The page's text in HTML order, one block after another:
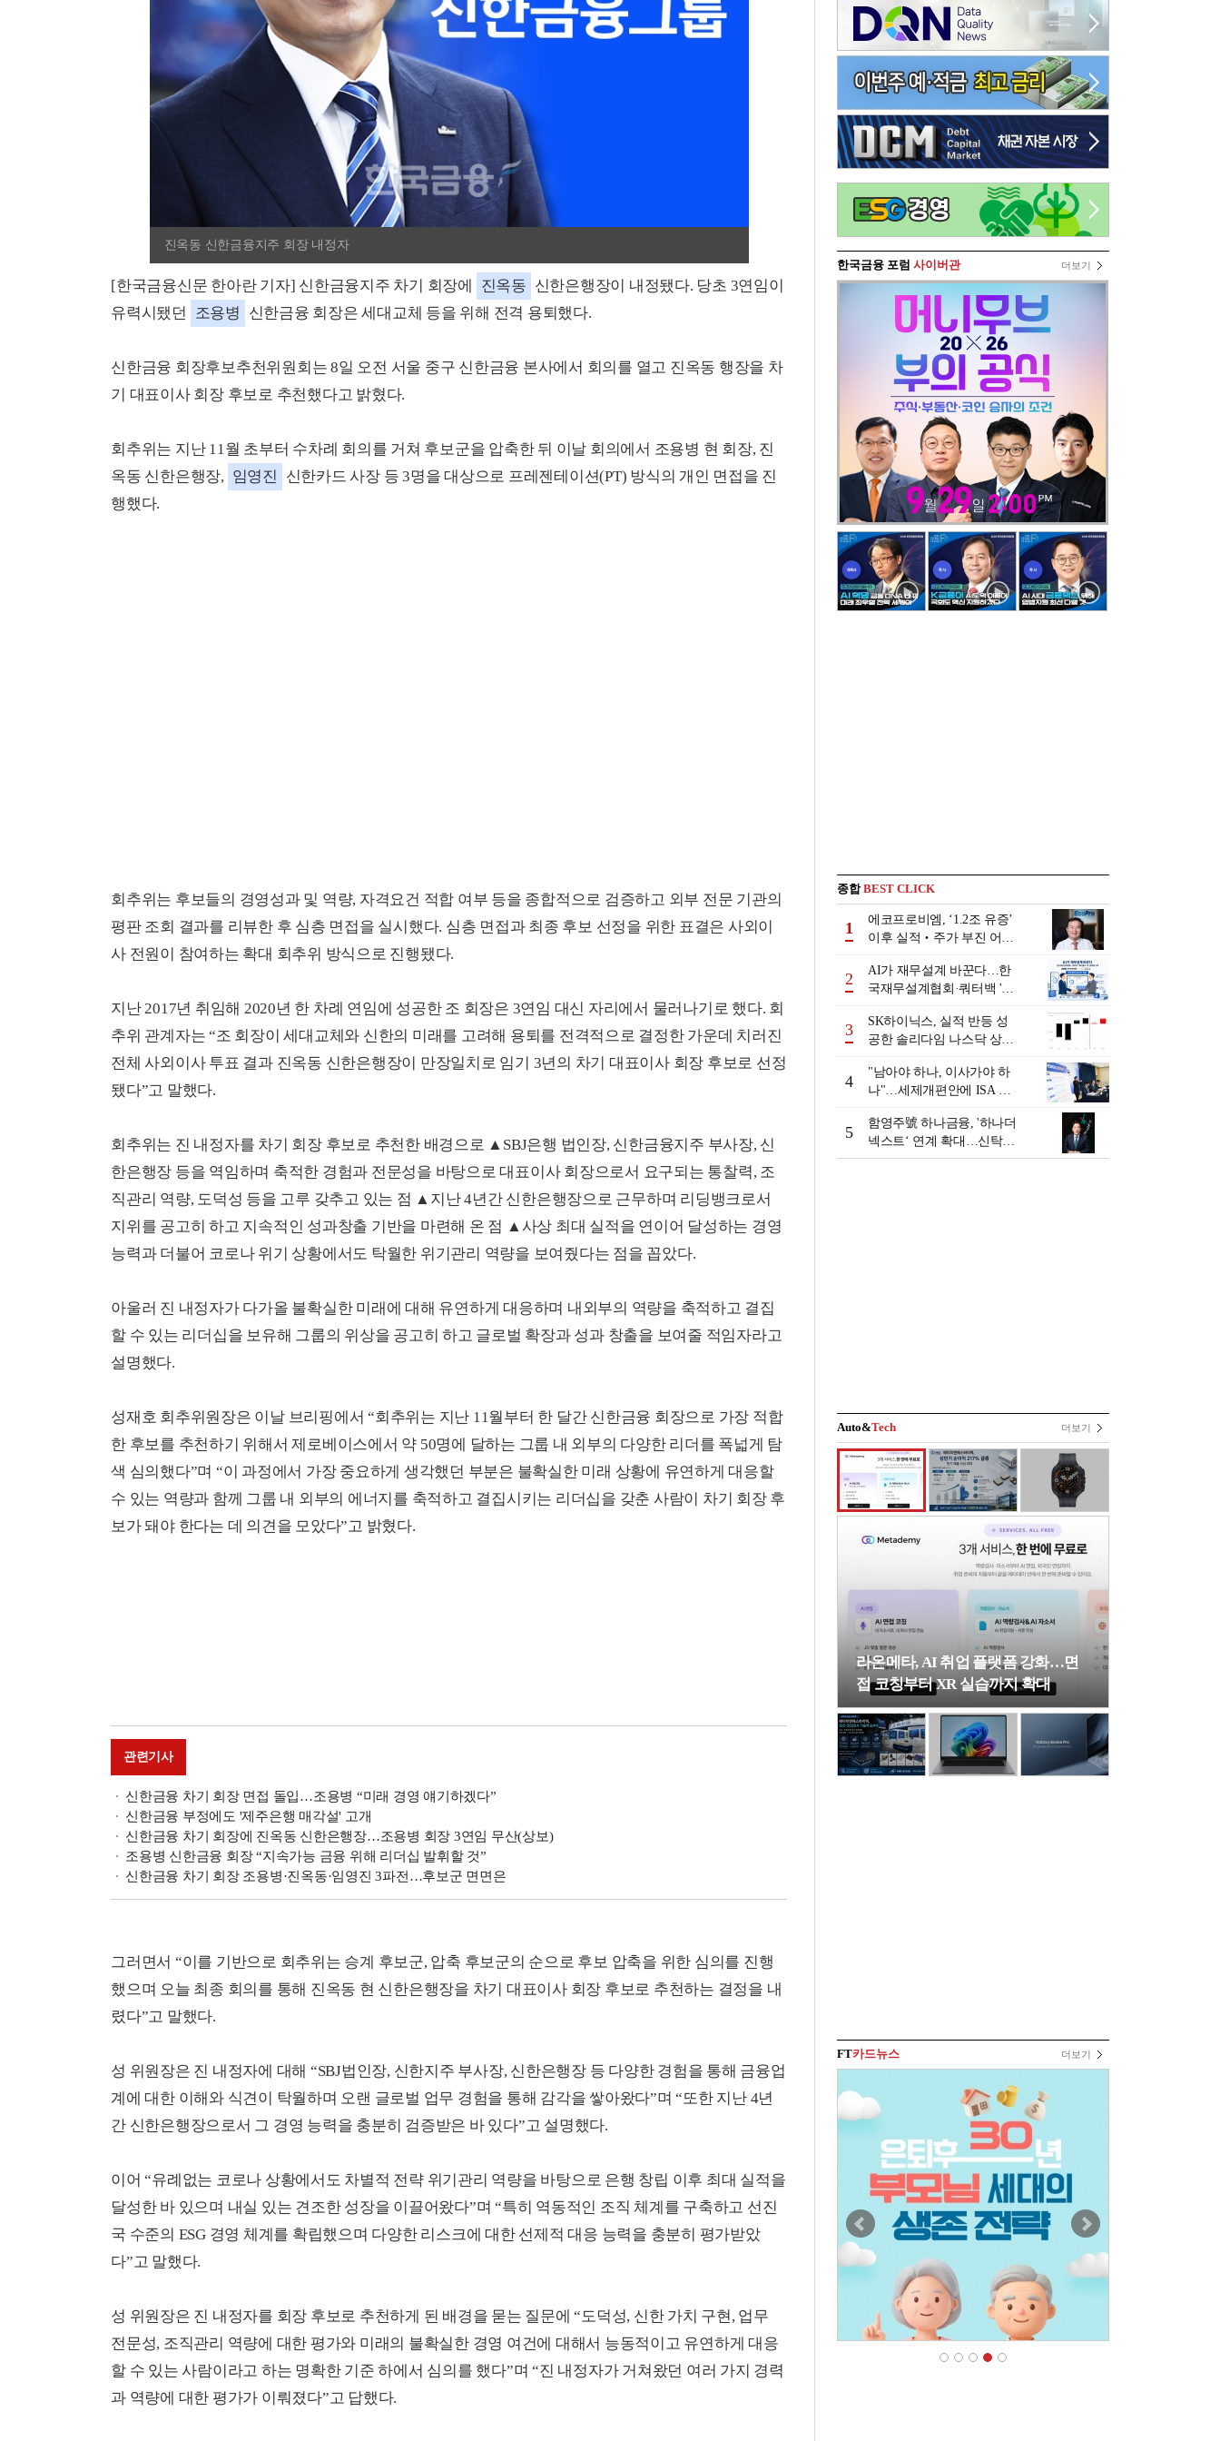
진옥동 신한금융지주 회장 내정자
[한국금융신문 한아란 기자] 신한금융지주 차기 회장에 진옥동 신한은행장이 내정됐다. 당초 3연임이
유력시됐던
조용병 신한금융 회장은 세대교체 등을 위해 전격 용퇴했다.
신한금융 회장후보추천위원회는 8일 오전 서울 중구 신한금융 본사에서 회의를 열고 진옥동 행장을 차
기 대표이사 회장 후보로 추천했다고 밝혔다.
회추위는 지난 11월 초부터 수차례 회의를 거쳐 후보군을 압축한 뒤 이날 회의에서 조용병 현 회장, 진
옥동 신한은행장, 임영진
신한카드 사장 등 3명을 대상으로 프레젠테이션(PT) 방식의 개인 면접을 진
행했다.
회추위는 후보들의 경영성과 및 역량, 자격요건 적합 여부 등을 종합적으로 검증하고 외부 전문 기관의
평판 조회 결과를 리뷰한 후 심층 면접을 실시했다. 심층 면접과 최종 후보 선정을 위한 표결은 사외이
사 전원이 참여하는 확대 회추위 방식으로 진행됐다.
지난 2017년 취임해 2020년 한 차례 연임에 성공한 조 회장은 3연임 대신 자리에서 물러나기로 했다. 회
추위 관계자는 “조 회장이 세대교체와 신한의 미래를 고려해 용퇴를 전격적으로 결정한 가운데 치러진
전체 사외이사 투표 결과 진옥동 신한은행장이 만장일치로 임기 3년의 차기 대표이사 회장 후보로 선정
됐다”고 말했다.
회추위는 진 내정자를 차기 회장 후보로 추천한 배경으로 ▲SBJ은행 법인장, 신한금융지주 부사장, 신
한은행장 등을 역임하며 축적한 경험과 전문성을 바탕으로 대표이사 회장으로서 요구되는 통찰력, 조
직관리 역량, 도덕성 등을 고루 갖추고 있는 점 ▲지난 4년간 신한은행장으로 근무하며 리딩뱅크로서
지위를 공고히 하고 지속적인 성과창출 기반을 마련해 온 점 ▲사상 최대 실적을 연이어 달성하는 경영
능력과 더불어 코로나 위기 상황에서도 탁월한 위기관리 역량을 보여줬다는 점을 꼽았다.
아울러 진 내정자가 다가올 불확실한 미래에 대해 유연하게 대응하며 내외부의 역량을 축적하고 결집
할 수 있는 리더십을 보유해 그룹의 위상을 공고히 하고 글로벌 확장과 성과 창출을 보여줄 적임자라고
설명했다.
성재호 회추위원장은 이날 브리핑에서 “회추위는 지난 11월부터 한 달간 신한금융 회장으로 가장 적합
한 후보를 추천하기 위해서 제로베이스에서 약 50명에 달하는 그룹 내 외부의 다양한 리더를 폭넓게 탐
색 심의했다”며 “이 과정에서 가장 중요하게 생각했던 부분은 불확실한 미래 상황에 유연하게 대응할
수 있는 역량과 함께 그룹 내 외부의 에너지를 축적하고 결집시키는 리더십을 갖춘 사람이 차기 회장 후
보가 돼야 한다는 데 의견을 모았다”고 밝혔다.
관련기사
신한금융 차기 회장 면접 돌입…조용병 “미래 경영 얘기하겠다”
신한금융 부정에도 '제주은행 매각설' 고개
신한금융 차기 회장에 진옥동 신한은행장…조용병 회장 3연임 무산(상보)
조용병 신한금융 회장 “지속가능 금융 위해 리더십 발휘할 것”
신한금융 차기 회장 조용병·진옥동·임영진 3파전…후보군 면면은
그러면서 “이를 기반으로 회추위는 승계 후보군, 압축 후보군의 순으로 후보 압축을 위한 심의를 진행
했으며 오늘 최종 회의를 통해 진옥동 현 신한은행장을 차기 대표이사 회장 후보로 추천하는 결정을 내
렸다”고 말했다.
성 위원장은 진 내정자에 대해 “SBJ법인장, 신한지주 부사장, 신한은행장 등 다양한 경험을 통해 금융업
계에 대한 이해와 식견이 탁월하며 오랜 글로벌 업무 경험을 통해 감각을 쌓아왔다”며 “또한 지난 4년
간 신한은행장으로서 그 경영 능력을 충분히 검증받은 바 있다”고 설명했다.
이어 “유례없는 코로나 상황에서도 차별적 전략 위기관리 역량을 바탕으로 은행 창립 이후 최대 실적을
달성한 바 있으며 내실 있는 견조한 성장을 이끌어왔다”며 “특히 역동적인 조직 체계를 구축하고 선진
국 수준의 ESG 경영 체계를 확립했으며 다양한 리스크에 대한 선제적 대응 능력을 충분히 평가받았
다”고 말했다.
성 위원장은 진 내정자를 회장 후보로 추천하게 된 배경을 묻는 질문에 “도덕성, 신한 가치 구현, 업무
전문성, 조직관리 역량에 대한 평가와 미래의 불확실한 경영 여건에 대해서 능동적이고 유연하게 대응
할 수 있는 사람이라고 하는 명확한 기준 하에서 심의를 했다”며 “진 내정자가 거쳐왔던 여러 가지 경력
과 역량에 대한 평가가 이뤄졌다”고 답했다.
한국금융 포럼 사이버관 더보기
종합BEST CLICK
1
에코프로비엠, ‘1.2조 유증’
이후 실적‧주가 부진 어쩌
2
AI가 재무설계 바꾼다…한
국재무설계협회·쿼터백 '베
3
SK하이닉스, 실적 반등 성
공한 솔리다임 나스닥 상장
4
"남아야 하나, 이사가야 하
나"…세제개편안에 ISA 투
5
함영주號 하나금융, '하나더
넥스트‘ 연계 확대…신탁수
수료 2배 증가 효과 [금융 시
Auto&Tech 더보기
라온메타, AI 취업 플랫폼 강화…면
접 코칭부터 XR 실습까지 확대
FT카드뉴스 더보기